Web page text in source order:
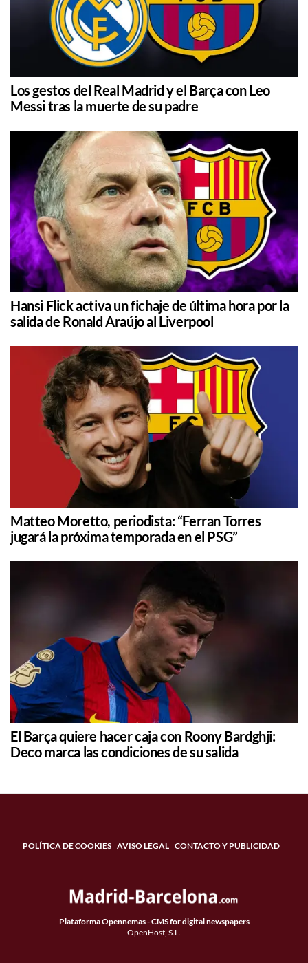
Los gestos del Real Madrid y el Barça con Leo
Messi tras la muerte de su padre
Hansi Flick activa un fichaje de última hora por la
salida de Ronald Araújo al Liverpool
Matteo Moretto, periodista: “Ferran Torres
jugará la próxima temporada en el PSG”
El Barça quiere hacer caja con Roony Bardghji:
Deco marca las condiciones de su salida
POLÍTICA DE COOKIES AVISO LEGAL CONTACTO Y PUBLICIDAD
Plataforma Opennemas - CMS for digital newspapers
OpenHost, S.L.